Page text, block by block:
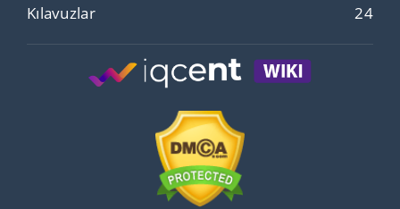
Kılavuzlar
24